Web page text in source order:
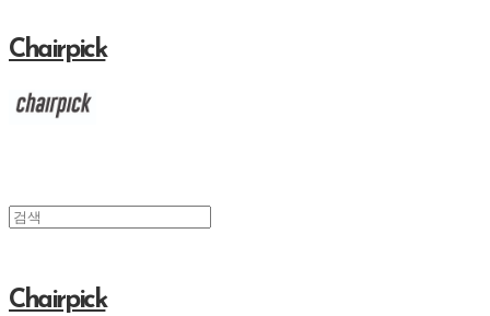
Chairpick
Chairpick